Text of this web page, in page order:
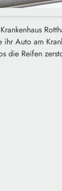
ihr Auto am
die Reifen